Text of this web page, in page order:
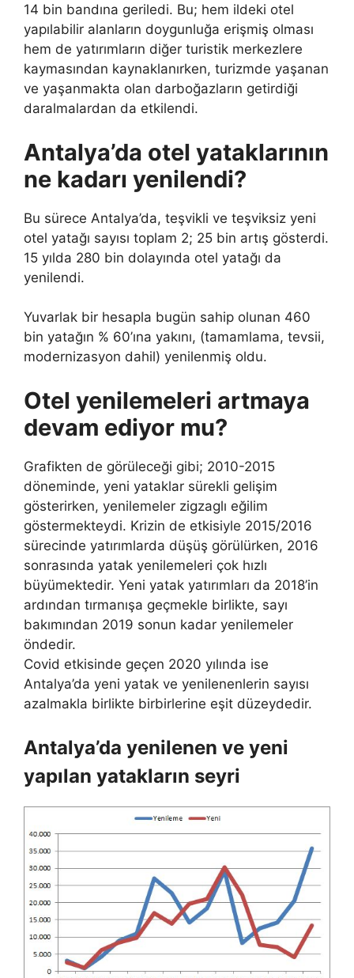
14 bin bandına geriledi. Bu; hem ildeki otel
yapılabilir alanların doygunluğa erişmiş olması
hem de yatırımların diğer turistik merkezlere
kaymasından kaynaklanırken, turizmde yaşanan
ve yaşanmakta olan darboğazların getirdiği
daralmalardan da etkilendi.
Antalya’da otel yataklarının
ne kadarı yenilendi?
Bu sürece Antalya’da, teşvikli ve teşviksiz yeni
otel yatağı sayısı toplam 2; 25 bin artış gösterdi.
15 yılda 280 bin dolayında otel yatağı da
yenilendi.
Yuvarlak bir hesapla bugün sahip olunan 460
bin yatağın % 60’ına yakını, (tamamlama, tevsii,
modernizasyon dahil) yenilenmiş oldu.
Otel yenilemeleri artmaya
devam ediyor mu?
Grafikten de görüleceği gibi; 2010-2015
döneminde, yeni yataklar sürekli gelişim
gösterirken, yenilemeler zigzaglı eğilim
göstermekteydi. Krizin de etkisiyle 2015/2016
sürecinde yatırımlarda düşüş görülürken, 2016
sonrasında yatak yenilemeleri çok hızlı
büyümektedir. Yeni yatak yatırımları da 2018’in
ardından tırmanışa geçmekle birlikte, sayı
bakımından 2019 sonun kadar yenilemeler
öndedir.
Covid etkisinde geçen 2020 yılında ise
Antalya’da yeni yatak ve yenilenenlerin sayısı
azalmakla birlikte birbirlerine eşit düzeydedir.
Antalya’da yenilenen ve yeni
yapılan yatakların seyri